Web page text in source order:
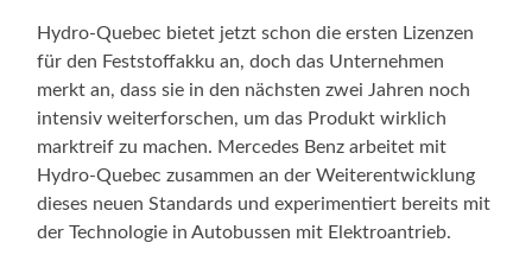
Hydro-Quebec bietet jetzt schon die ersten Lizenzen
für den Feststoffakku an, doch das Unternehmen
merkt an, dass sie in den nächsten zwei Jahren noch
intensiv weiterforschen, um das Produkt wirklich
marktreif zu machen. Mercedes Benz arbeitet mit
Hydro-Quebec zusammen an der Weiterentwicklung
dieses neuen Standards und experimentiert bereits mit
der Technologie in Autobussen mit Elektroantrieb.